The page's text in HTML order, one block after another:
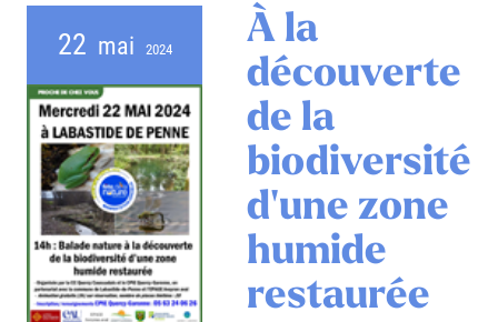
22 mai 2024
À la
découverte
de la
biodiversité
d'une zone
humide
restaurée